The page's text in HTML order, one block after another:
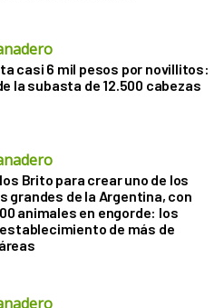
casi 6 mil pesos por novillitos:
la subasta de 12.500 cabezas
Brito para crear uno de los
grandes de la Argentina, con
animales en engorde: los
de más de